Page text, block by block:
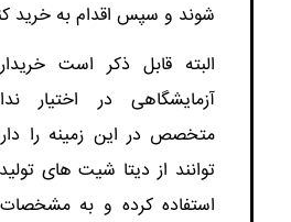
شوند و سپس اقدام به خرید
البته قابل ذکر است
آزمایشگاهی در اختیار
متخصص در این زمینه را
استفاده کرده و به